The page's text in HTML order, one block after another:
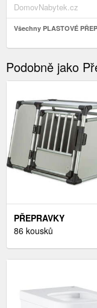
DomovNabytek.cz
Všechny PLASTOVÉ
Podobně jako
PŘEPRAVKY
86 kousků